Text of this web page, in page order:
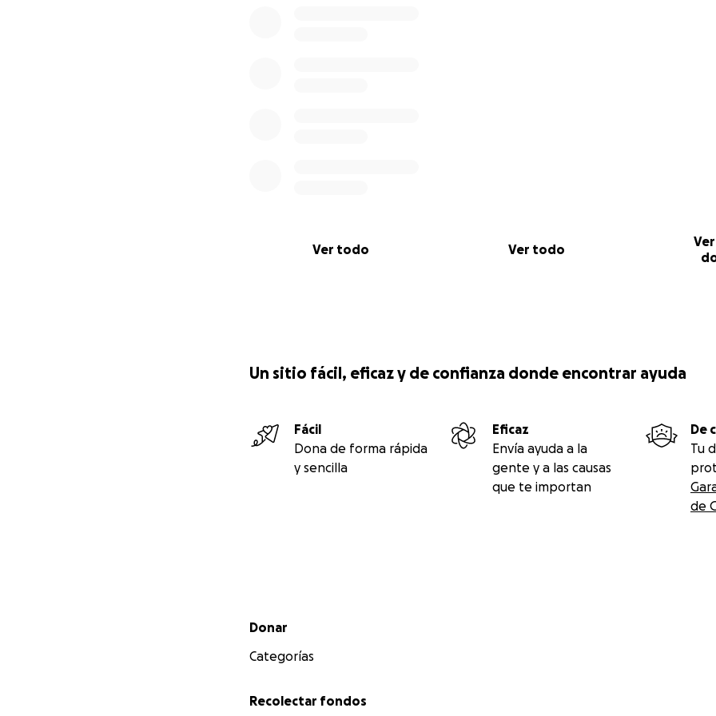
Ver todo Ver todo
Un sitio fácil, eficaz y de confianza donde encontrar ayuda
Fácil
Dona de forma rápida
y sencilla
Eficaz
Envía ayuda a la
gente y a las causas
que te importan
De
Tu
de
Menú secundario
Donar
Categorías
Recolectar fondos